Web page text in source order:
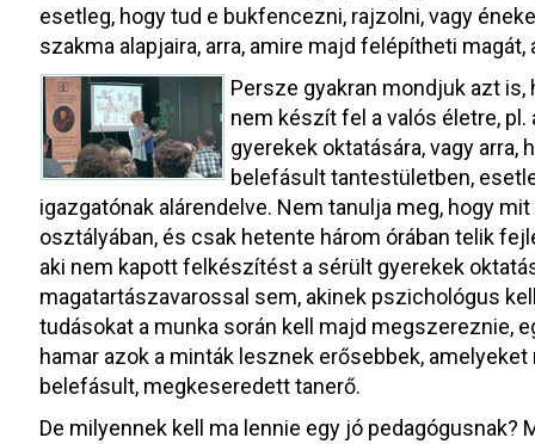
esetleg, hogy tud e bukfencezni, rajzolni, vagy
szakma alapjaira, arra, amire majd felépítheti
Persze gyakran mondjuk azt
nem készít fel a valós életre,
gyerekek oktatására, vagy arra,
belefásult tantestületben,
igazgatónak alárendelve. Nem tanulja meg, hogy
osztályában, és csak hetente három órában telik
aki nem kapott felkészítést a sérült gyerekek
magatartászavarossal sem, akinek pszichológus
tudásokat a munka során kell majd megszereznie,
hamar azok a minták lesznek erősebbek,
belefásult, megkeseredett tanerő.
De milyennek kell ma lennie egy jó pedagógusnak?